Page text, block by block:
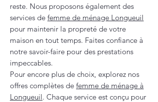
reste. Nous proposons également des
services de femme de ménage Longueuil
pour maintenir la propreté de votre
maison en tout temps. Faites confiance à
notre savoir-faire pour des prestations
impeccables.
Pour encore plus de choix, explorez nos
offres complètes de femme de ménage à
Longueuil. Chaque service est conçu pour